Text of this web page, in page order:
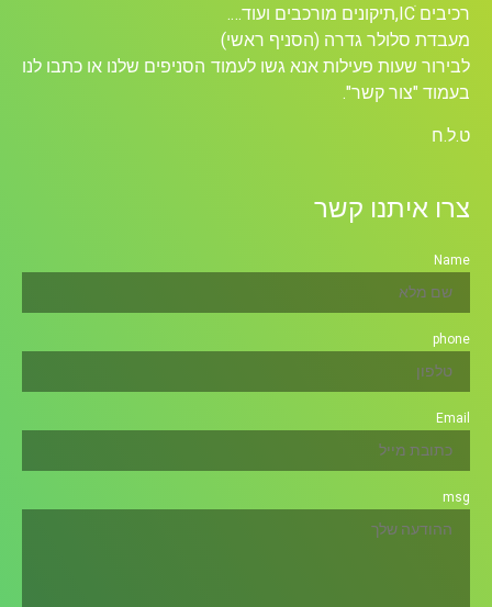
רכיבים ICׁ,תיקונים מורכבים ועוד….
מעבדת סלולר גדרה (הסניף ראשי)
לבירור שעות פעילות אנא גשו לעמוד הסניפים שלנו או כתבו לנו
בעמוד "צור קשר".
ט.ל.ח
צרו איתנו קשר
Name
phone
Email
msg